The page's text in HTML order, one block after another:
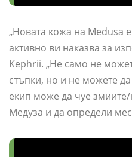
„Новата кожа на Medusa
активно ви наказва за
Kephrii. „Не само не
стъпки, но и не можете
екип може да чуе
Медуза и да определи